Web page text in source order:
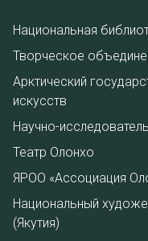
Национальная
Творческое
Арктический
искусств
Научно-
Театр Олонхо
ЯРОО «Ассоциация
Национальный
(Якутия)